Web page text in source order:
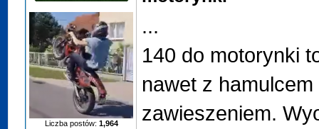
Liczba postów: 1,964
...
140 do motorynki
nawet z
zawieszeniem.